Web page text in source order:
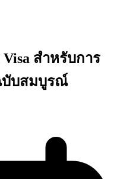
Visa สำหรับการ
บับสมบูรณ์